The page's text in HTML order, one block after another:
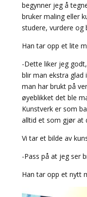
begynner jeg å
bruker maling eller
studere, vurdere og
Han tar opp et lite
-Dette liker jeg
blir man ekstra glad
man har brukt på
øyeblikket det ble
Kunstverk er som
alltid et som gjør at
Vi tar et bilde av
-Pass på at jeg ser
Han tar opp et nytt